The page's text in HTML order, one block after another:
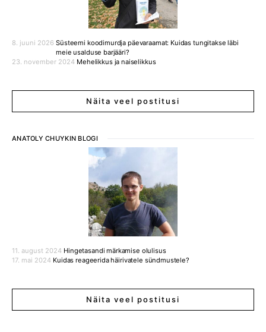
Süsteemi koodimurdja päevaraamat: Kuidas tungitakse läbi
meie usalduse barjääri?
8. juuni 2026
Mehelikkus ja naiselikkus
23. november 2024
Näita veel postitusi
ANATOLY CHUYKIN BLOGI
Hingetasandi märkamise olulisus
11. august 2024
Kuidas reageerida häirivatele sündmustele?
17. mai 2024
Näita veel postitusi